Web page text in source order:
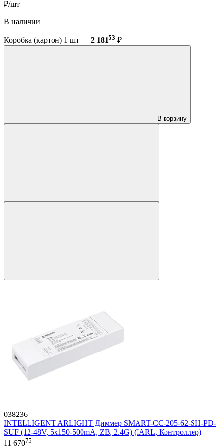
₽/шт
В наличии
Коробка (картон) 1 шт — 2 18153 ₽
В корзину
038236
INTELLIGENT ARLIGHT Диммер SMART-CC-205-62-SH-PD-
SUF (12-48V, 5x150-500mA, ZB, 2.4G) (IARL, Контроллер)
11 67075